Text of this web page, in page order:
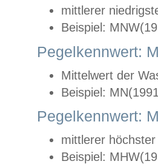
mittlerer
Beispiel:
Pegelkennwert:
Mittelwert der
Beispiel:
Pegelkennwert:
mittlerer
Beispiel: